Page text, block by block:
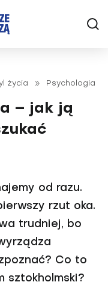
życia » Psychologia
– jak ją
od razu.
rzut oka.
trudniej, bo
Co to
sztokholmski?